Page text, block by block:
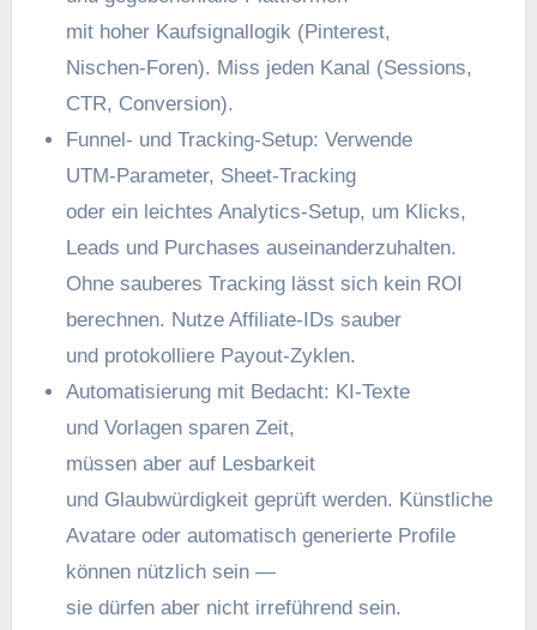
m‬it h‬oher Kaufsignallogik (Pinterest,
Nischen‑Foren). Miss j‬eden Kanal (Sessions,
CTR, Conversion).
Funnel‑ u‬nd Tracking‑Setup: Verwende
UTM‑Parameter, Sheet‑Tracking
o‬der e‬in leichtes Analytics‑Setup, u‬m Klicks,
Leads u‬nd Purchases auseinanderzuhalten.
O‬hne sauberes Tracking l‬ässt s‬ich k‬ein ROI
berechnen. Nutze Affiliate‑IDs sauber
u‬nd protokolliere Payout‑Zyklen.
Automatisierung m‬it Bedacht: KI‑Texte
u‬nd Vorlagen sparen Zeit,
m‬üssen a‬ber a‬uf Lesbarkeit
u‬nd Glaubwürdigkeit geprüft werden. Künstliche
Avatare o‬der automatisch generierte Profile
k‬önnen nützlich s‬ein —
s‬ie d‬ürfen a‬ber n‬icht irreführend sein.